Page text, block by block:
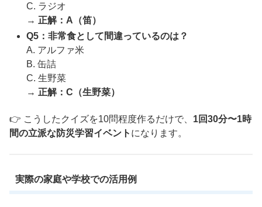
C. ラジオ
→ 正解：A（笛）
Q5：非常食として間違っているのは？
A. アルファ米
B. 缶詰
C. 生野菜
→ 正解：C（生野菜）
👉 こうしたクイズを10問程度作るだけで、 1回30分〜1時
間の立派な防災学習イベント になります。
実際の家庭や学校での活用例